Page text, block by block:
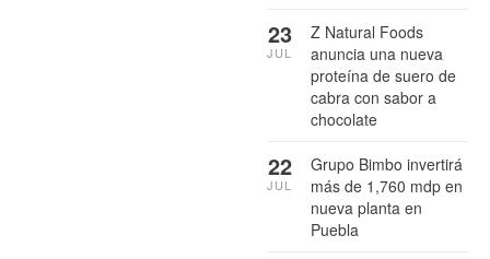
Z Natural Foods
anuncia una nueva
proteína de suero de
cabra con sabor a
chocolate
23
JUL
Grupo Bimbo invertirá
más de 1,760 mdp en
nueva planta en
Puebla
22
JUL